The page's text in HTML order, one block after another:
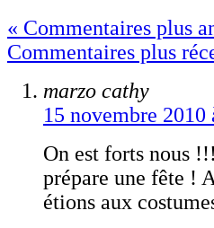
« Commentaires plus
Commentaires plus
marzo cathy
15 novembre 2010
On est forts nous
prépare une fête !
étions aux